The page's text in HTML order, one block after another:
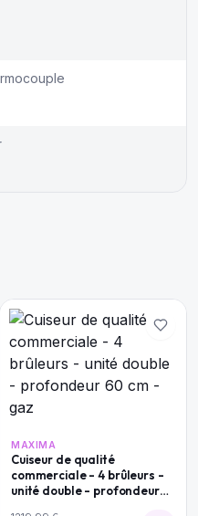
MAXIMA
Cuiseur de qualité
commerciale - 4 brûleurs -
unité double - profondeur